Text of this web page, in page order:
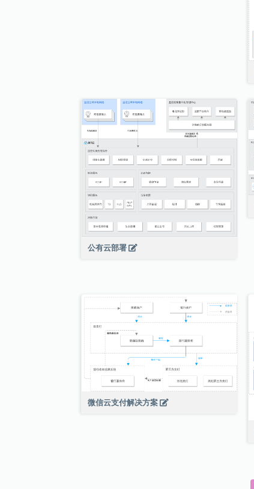
公有云部署
微信云支付解决方案